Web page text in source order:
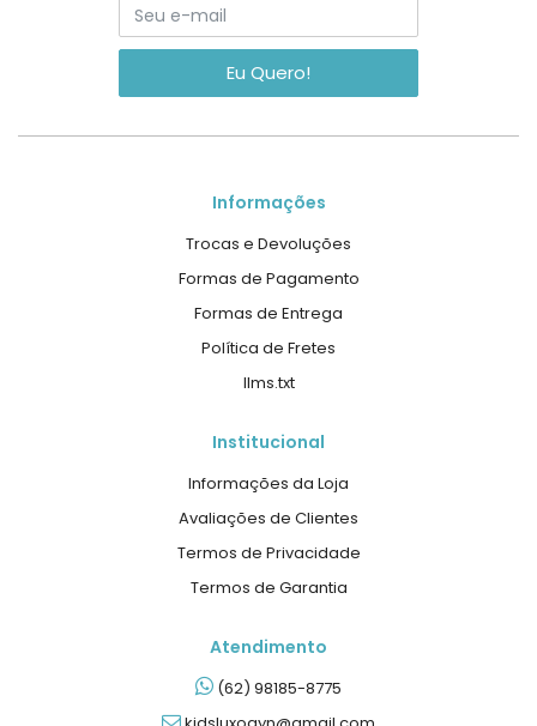
Eu Quero!
Informações
Trocas e Devoluções
Formas de Pagamento
Formas de Entrega
Política de Fretes
llms.txt
Institucional
Informações da Loja
Avaliações de Clientes
Termos de Privacidade
Termos de Garantia
Atendimento
(62) 98185-8775